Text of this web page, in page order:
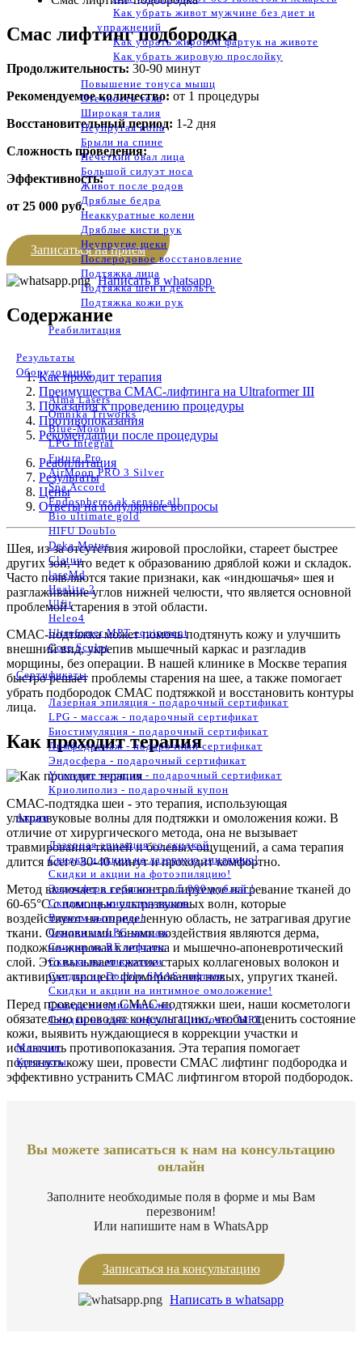
Как убрать живот мужчине без диет и
упражнений
Как убрать жировой фартук на животе
Как убрать жировую прослойку
Повышение тонуса мышц
Отечность тела
Широкая талия
Неупругая попа
Брыли на спине
Нечеткий овал лица
Большой силуэт носа
Живот после родов
Дряблые бедра
Неаккуратные колени
Дряблые кисти рук
Неупругие щеки
Послеродовое восстановление
Подтяжка лица
Подтяжка шеи и декольте
Подтяжка кожи рук
Реабилитация
Результаты
Оборудование
Alma Lasers
Omnika Triworks
Blue-Moon
LPG Integral
Futura Pro
AirMoon PRO 3 Silver
Spa Accord
Endospheres ak sensor all
Bio ultimate gold
HIFU Doublo
Deka Motus
Clatuu
laseMd
Healite 2
Ulfit
Heleo4
Ultrafomer MPT equipment
Core Sculpt
Сертификаты
Лазерная эпиляция - подарочный сертификат
LPG - массаж - подарочный сертификат
Биостимуляция - подарочный сертификат
Лимфодренаж - подарочный сертификат
Эндосфера - подарочный сертификат
Удаление морщин - подарочный сертификат
Криолиполиз - подарочный купон
Акции
Лазерная эпиляция со скидкой
Скидки и акции на лазерную эпиляцию!
Скидки и акции на фотоэпиляцию!
Эндосфера терапия - от 5 000 рублей !
Скидки на миостимуляцию
Вдвоем выгоднее!
Скидки на LPG массаж
Скидки на RF лифтинг
Скидки на микротоки
Скидки на Doublo SMAS-лифтинг
Скидки и акции на интимное омоложение!
Скидка на криолиполиз
Скидки на смас лифтинг Ultrafomer MPT
Магазин
Контакты
Смас лифтинг подбородка
Продолжительность: 30-90 минут
Рекомендуемое количество: от 1 процедуры
Восстановительный период: 1-2 дня
Сложность проведения:
Эффективность:
от 25 000 руб.
Записаться на прием
Написать в whatsapp
Содержание
Как проходит терапия
Преимущества СМАС-лифтинга на Ultraformer III
Показания к проведению процедуры
Противопоказания
Рекомендации после процедуры
Реабилитация
Результаты
Цены
Ответы на популярные вопросы
Шея, из-за отсутствия жировой прослойки, стареет быстрее
других зон, что ведет к образованию дряблой кожи и складок.
Часто появляются такие признаки, как «индюшачья» шея и
разглаживание углов нижней челюсти, что является основной
проблемой старения в этой области.
СМАС-подтяжка может помочь подтянуть кожу и улучшить
внешний вид, укрепив мышечный каркас и разгладив
морщины, без операции. В нашей клинике в Москве терапия
быстро решает проблемы старения на шее, а также помогает
убрать подбородок СМАС подтяжкой и восстановить контуры
лица.
Как проходит терапия
СМАС-подтядка шеи - это терапия, использующая
ультразвуковые волны для подтяжки и омоложения кожи. В
отличие от хирургического метода, она не вызывает
травмирования тканей и болевых ощущений, а сама терапия
длится всего 30-40 минут и проходит комфортно.
Метод включает в себя контролируемое нагревание тканей до
60-65°C с помощью ультразвуковых волн, которые
воздействуют на определенную область, не затрагивая другие
ткани. Основными зонами воздействия являются дерма,
подкожно-жировая клетчатка и мышечно-апоневротический
слой. Это вызывает сжатие старых коллагеновых волокон и
активирует процесс формирования новых, упругих тканей.
Перед проведением СМАС-подтяжки шеи, наши косметологи
обязательно проводят консультацию, чтобы оценить состояние
кожи, выявить нуждающиеся в коррекции участки и
исключить противопоказания. Эта терапия помогает
подтянуть кожу шеи, провести СМАС лифтинг подбородка и
эффективно устранить СМАС лифтингом второй подбородок.
Вы можете записаться к нам на консультацию
онлайн
Заполните необходимые поля в форме и мы Вам
перезвоним!
Или напишите нам в WhatsApр
Записаться на консультацию
Написать в whatsapp